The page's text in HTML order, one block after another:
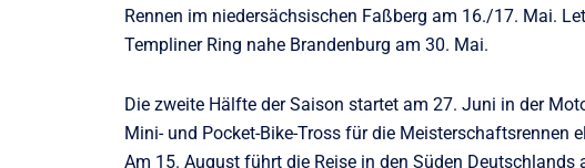
Rennen im niedersächsischen Faßberg am 16./17. Mai.
Templiner Ring nahe Brandenburg am 30. Mai.
Die zweite Hälfte der Saison startet am 27. Juni in der
Mini- und Pocket-Bike-Tross für die
Am 15. August führt die Reise in den Süden